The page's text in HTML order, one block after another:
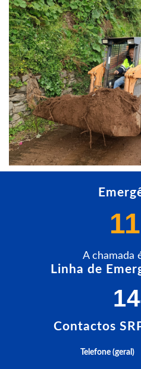
A chamada
Linha de
Contactos
Telefone (geral)